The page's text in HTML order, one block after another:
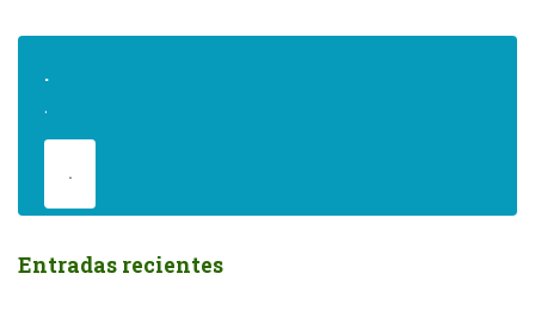
.
.
.
Entradas recientes